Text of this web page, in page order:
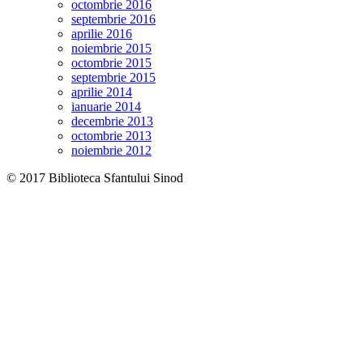
octombrie 2016
septembrie 2016
aprilie 2016
noiembrie 2015
octombrie 2015
septembrie 2015
aprilie 2014
ianuarie 2014
decembrie 2013
octombrie 2013
noiembrie 2012
© 2017 Biblioteca Sfantului Sinod